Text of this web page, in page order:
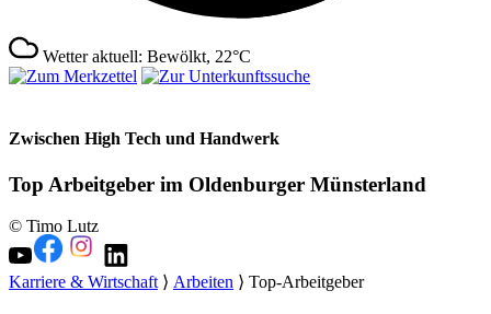
Wetter aktuell: Bewölkt, 22°C
Zwischen High Tech und Handwerk
Top Arbeitgeber im Oldenburger Münsterland
© Timo Lutz
Karriere & Wirtschaft⟩ Arbeiten ⟩ Top-Arbeitgeber